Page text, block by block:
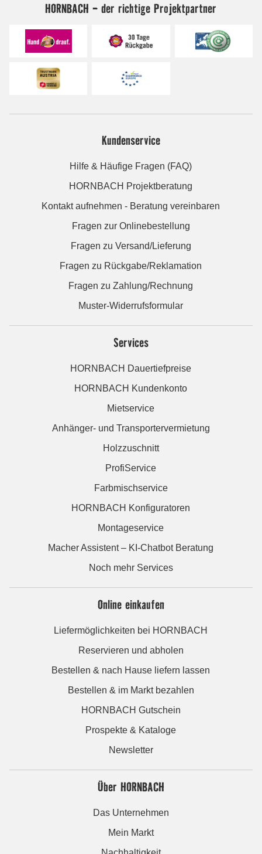
HORNBACH - der richtige Projektpartner
Kundenservice
Hilfe & Häufige Fragen (FAQ)
HORNBACH Projektberatung
Kontakt aufnehmen - Beratung vereinbaren
Fragen zur Onlinebestellung
Fragen zu Versand/Lieferung
Fragen zu Rückgabe/Reklamation
Fragen zu Zahlung/Rechnung
Muster-Widerrufsformular
Services
HORNBACH Dauertiefpreise
HORNBACH Kundenkonto
Mietservice
Anhänger- und Transportervermietung
Holzzuschnitt
ProfiService
Farbmischservice
HORNBACH Konfiguratoren
Montageservice
Macher Assistent – KI-Chatbot Beratung
Noch mehr Services
Online einkaufen
Liefermöglichkeiten bei HORNBACH
Reservieren und abholen
Bestellen & nach Hause liefern lassen
Bestellen & im Markt bezahlen
HORNBACH Gutschein
Prospekte & Kataloge
Newsletter
Über HORNBACH
Das Unternehmen
Mein Markt